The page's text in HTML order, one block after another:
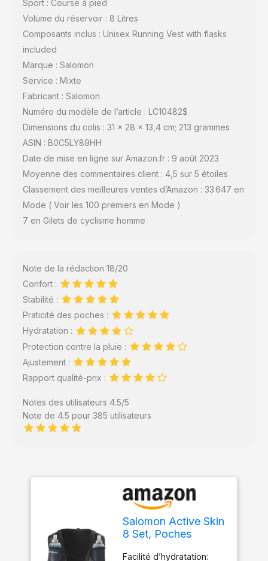
Sport : Course à pied
Volume du réservoir : 8 Litres
Composants inclus : Unisex Running Vest with flasks
included
Marque : Salomon
Service : Mixte
Fabricant : Salomon
Numéro du modèle de l’article : LC10482$
Dimensions du colis : 31 x 28 x 13,4 cm; 213 grammes
ASIN : B0C5LY89HH
Date de mise en ligne sur Amazon.fr : 9 août 2023
Moyenne des commentaires client : 4,5 sur 5 étoiles
Classement des meilleures ventes d’Amazon : 33 647 en
Mode ( Voir les 100 premiers en Mode )
7 en Gilets de cyclisme homme
Note de la rédaction 18/20
Confort :
Stabilité :
Praticité des poches :
Hydratation :
Protection contre la pluie :
Ajustement :
Rapport qualité-prix :
Notes des utilisateurs 4.5/5
Note de 4.5 pour 385 utilisateurs
Salomon Active Skin
8 Set, Poches
Facilité d’hydratation: